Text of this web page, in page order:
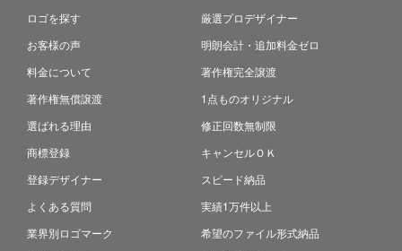
ロゴを探す
お客様の声
料金について
著作権無償譲渡
選ばれる理由
商標登録
登録デザイナー
よくある質問
業界別ロゴマーク
厳選プロデザイナー
明朗会計・追加料金ゼロ
著作権完全譲渡
1点ものオリジナル
修正回数無制限
キャンセルＯＫ
スピード納品
実績1万件以上
希望のファイル形式納品